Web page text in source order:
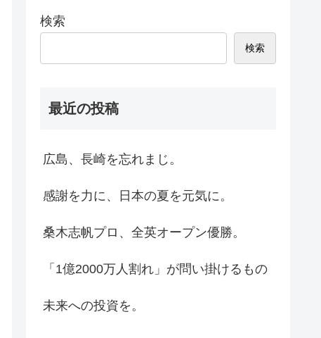
検索
検索
最近の投稿
広島、長崎を忘れまじ。
感謝を力に、日本の夏を元気に。
桑木志帆プロ、全英オープン優勝。
「1億2000万人割れ」が問い掛けるもの
未来への投資を。